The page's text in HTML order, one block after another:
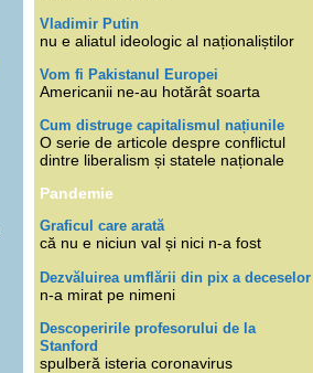
Vladimir Putin
nu e aliatul ideologic al naționaliștilor
Vom fi Pakistanul Europei
Americanii ne-au hotărât soarta
Cum distruge capitalismul națiunile
O serie de articole despre conflictul
dintre liberalism și statele naționale
Pandemie
Graficul care arată
că nu e niciun val și nici n-a fost
Dezvăluirea umflării din pix a deceselor
n-a mirat pe nimeni
Descoperirile profesorului de la
Stanford
spulberă isteria coronavirus